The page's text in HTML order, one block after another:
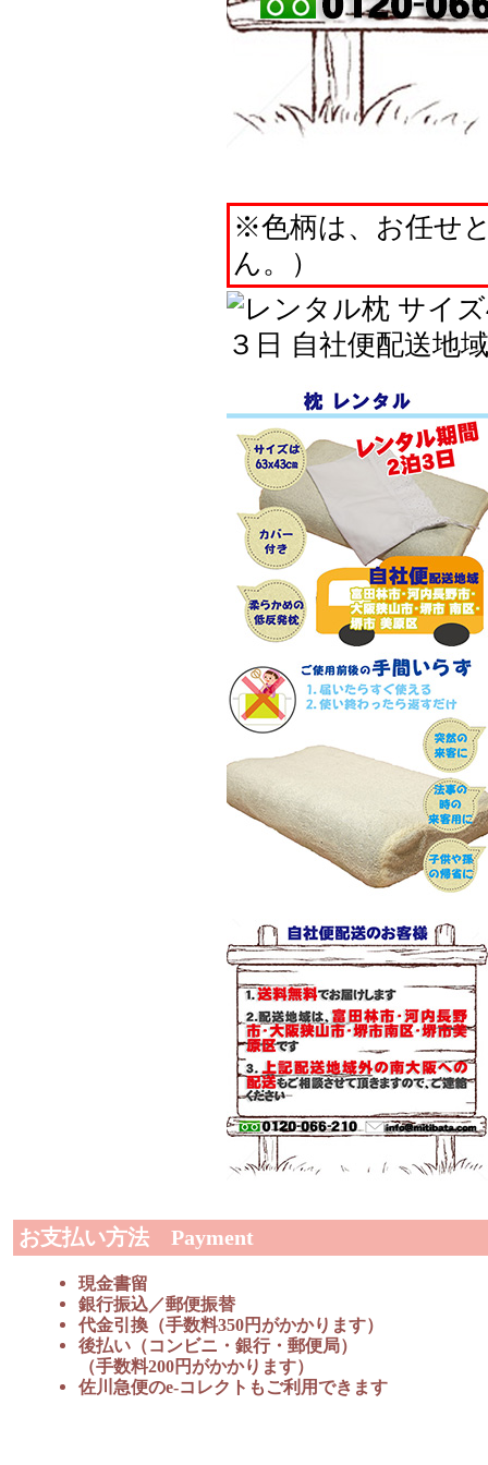
※色柄は、お任せ
ん。）
お支払い方法 Payment
現金書留
銀行振込／郵便振替
代金引換（手数料350円がかかります）
後払い（コンビニ・銀行・郵便局）
（手数料200円がかかります）
佐川急便のe-コレクトもご利用できます